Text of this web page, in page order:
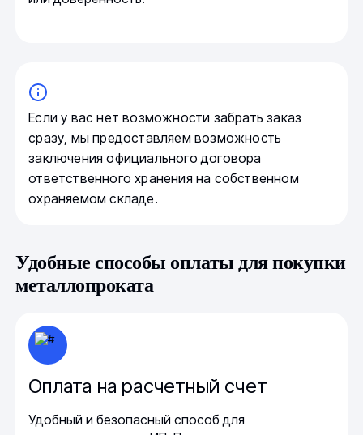
Если у вас нет возможности забрать заказ
сразу, мы предоставляем возможность
заключения официального договора
ответственного хранения на собственном
охраняемом складе.
Удобные способы оплаты для покупки
металлопроката
Оплата на расчетный счет
Удобный и безопасный способ для